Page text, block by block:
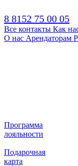
8 8152 75 00 05
Все контакты Как
О нас Арендаторам
Программа
лояльности
Подарочная
карта